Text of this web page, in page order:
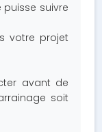
suivre
votre projet
avant de
soit